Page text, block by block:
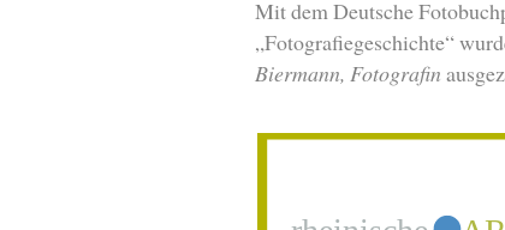
Mit dem Deutsche
„Fotografiegeschichte“
Biermann, Fotografin